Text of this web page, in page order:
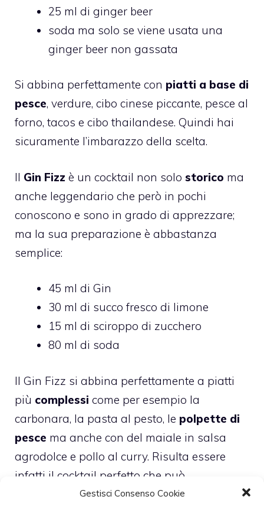
Gestisci Consenso Cookie
25 ml di ginger beer
soda ma solo se viene usata una
ginger beer non gassata
Si abbina perfettamente con piatti a base di
pesce, verdure, cibo cinese piccante, pesce al
forno, tacos e cibo thailandese. Quindi hai
sicuramente l’imbarazzo della scelta.
Il Gin Fizz è un cocktail non solo storico ma
anche leggendario che però in pochi
conoscono e sono in grado di apprezzare;
ma la sua preparazione è abbastanza
semplice:
45 ml di Gin
30 ml di succo fresco di limone
15 ml di sciroppo di zucchero
80 ml di soda
Il Gin Fizz si abbina perfettamente a piatti
più complessi come per esempio la
carbonara, la pasta al pesto, le polpette di
pesce ma anche con del maiale in salsa
agrodolce e pollo al curry. Risulta essere
infatti il cocktail perfetto che può
accompagnare una cena tra amici o vecchi